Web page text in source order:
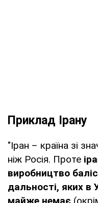
Приклад Ірану
"Іран – країна зі
ніж Росія. Проте
виробництво
дальності, яких в
майже немає